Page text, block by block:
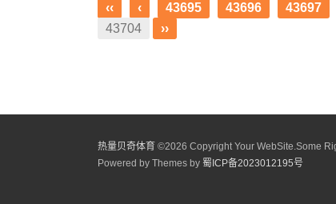
‹‹ ‹ 43695 43696 43697
43704
››
热量贝奇体育 ©2026 Copyright Your WebSite.Some
Powered by Themes by 蜀ICP备2023012195号